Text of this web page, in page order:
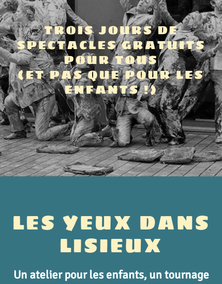
TROIS JOURS DE
SPECTACLES GRATUITS
POUR TOUS
(ET PAS QUE POUR LES
ENFANTS !)
LES YEUX DANS
LISIEUX
Un atelier pour les enfants, un tournage